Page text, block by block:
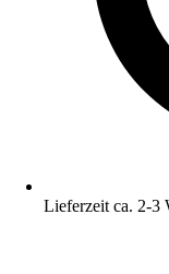
Lieferzeit ca. 2-3